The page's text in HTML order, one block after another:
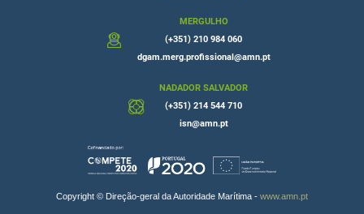
SABER MAIS
MERGULHO PROFISSIONAL
MERGULHADORES
MÉDICOS HIPERBARISTAS
ENTIDADES FORMADORAS
ENTIDADES PROMOTORAS
MERGULHO
(+351) 210 984 060
dgam.merg.profissional@amn.pt
NADADOR SALVADOR
(+351) 214 544 710
isn@amn.pt
Copyright © Direção-geral da Autoridade Marítima - www.amn.pt